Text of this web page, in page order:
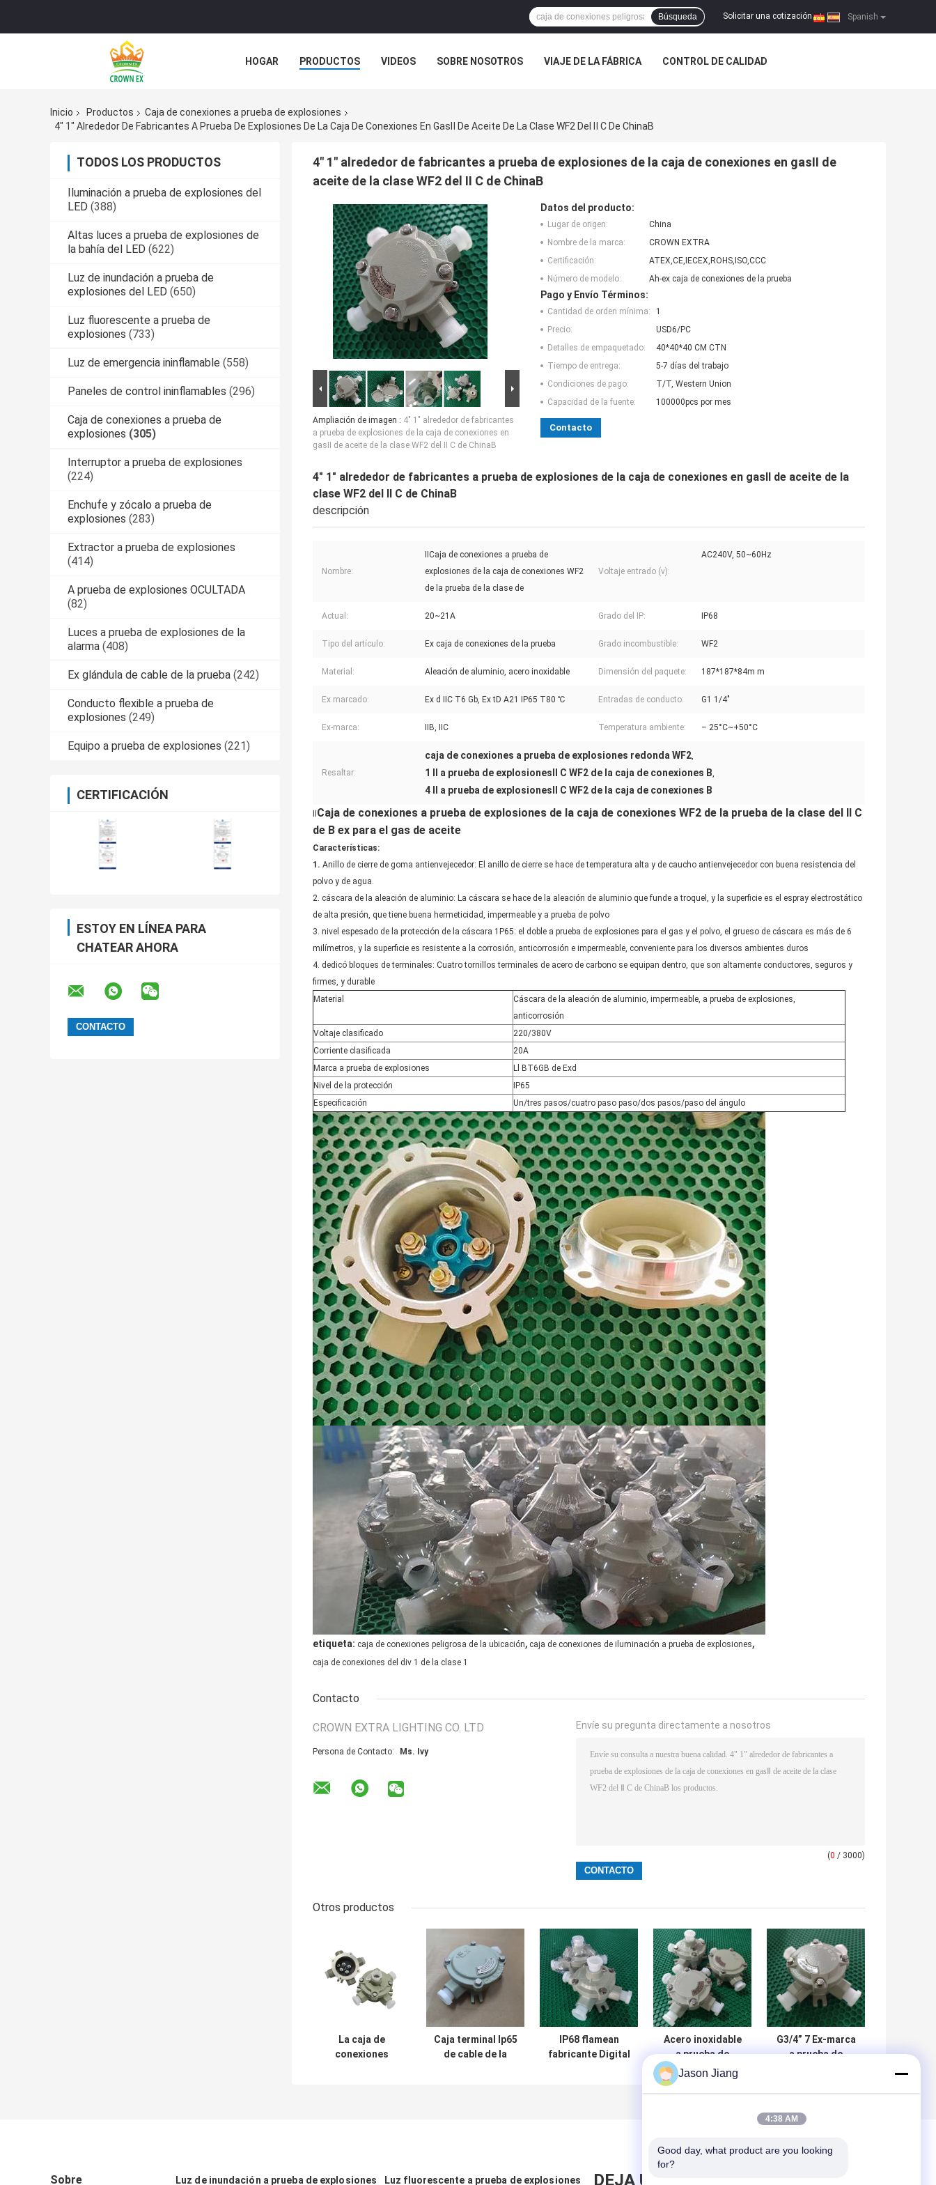
Spanish
Solicitar una cotización |
Búsqueda
HOGAR PRODUCTOS VIDEOS SOBRE NOSOTROS VIAJE DE LA FÁBRICA CONTROL DE CALIDAD
Inicio
Productos
Caja de conexiones a prueba de explosiones
4" 1" Alrededor De Fabricantes A Prueba De Explosiones De La Caja De Conexiones En GasⅡ De Aceite De La Clase WF2 Del Ⅱ C De ChinaB
TODOS LOS PRODUCTOS
Iluminación a prueba de explosiones del
LED (388)
Altas luces a prueba de explosiones de
la bahía del LED (622)
Luz de inundación a prueba de
explosiones del LED (650)
Luz fluorescente a prueba de
explosiones (733)
Luz de emergencia ininflamable (558)
Paneles de control ininflamables (296)
Caja de conexiones a prueba de
explosiones (305)
Interruptor a prueba de explosiones
(224)
Enchufe y zócalo a prueba de
explosiones (283)
Extractor a prueba de explosiones
(414)
A prueba de explosiones OCULTADA
(82)
Luces a prueba de explosiones de la
alarma (408)
Ex glándula de cable de la prueba (242)
Conducto flexible a prueba de
explosiones (249)
Equipo a prueba de explosiones (221)
CERTIFICACIÓN
ESTOY EN LÍNEA PARA
CHATEAR AHORA
4" 1" alrededor de fabricantes a prueba de explosiones de la caja de conexiones en gasⅡ de
aceite de la clase WF2 del Ⅱ C de ChinaB
Ampliación de imagen : 4" 1" alrededor de fabricantes
a prueba de explosiones de la caja de conexiones en
gasⅡ de aceite de la clase WF2 del Ⅱ C de ChinaB
Datos del producto:
Lugar de origen:
China
Nombre de la marca:
CROWN EXTRA
Certificación:
ATEX,CE,IECEX,ROHS,ISO,CCC
Número de modelo:
Ah-ex caja de conexiones de la prueba
Pago y Envío Términos:
Cantidad de orden mínima:
1
Precio:
USD6/PC
Detalles de empaquetado:
40*40*40 CM CTN
Tiempo de entrega:
5-7 días del trabajo
Condiciones de pago:
T/T, Western Union
Capacidad de la fuente:
100000pcs por mes
Contacto
4" 1" alrededor de fabricantes a prueba de explosiones de la caja de conexiones en gasⅡ de aceite de la
clase WF2 del Ⅱ C de ChinaB
descripción
Nombre:
ⅡCaja de conexiones a prueba de
explosiones de la caja de conexiones WF2
de la prueba de la clase de
Voltaje entrado (v):
AC240V, 50~60Hz
Actual: 20~21A Grado del IP: IP68
Tipo del artículo: Ex caja de conexiones de la prueba Grado incombustible: WF2
Material: Aleación de aluminio, acero inoxidable Dimensión del paquete: 187*187*84m m
Ex marcado: Ex d IIC T6 Gb, Ex tD A21 IP65 T80 ℃ Entradas de conducto: G1 1/4"
Ex-marca: IIB, IIC Temperatura ambiente: – 25°C~+50°C
Resaltar:
caja de conexiones a prueba de explosiones redonda WF2
1 Ⅱ a prueba de explosionesⅡ C WF2 de la caja de conexiones B
4 Ⅱ a prueba de explosionesⅡ C WF2 de la caja de conexiones B
ⅡCaja de conexiones a prueba de explosiones de la caja de conexiones WF2 de la prueba de la clase del Ⅱ C
de B ex para el gas de aceite
Características:
1. Anillo de cierre de goma antienvejecedor: El anillo de cierre se hace de temperatura alta y de caucho antienvejecedor con buena resistencia del
polvo y de agua.
2. cáscara de la aleación de aluminio: La cáscara se hace de la aleación de aluminio que funde a troquel, y la superficie es el espray electrostático
de alta presión, que tiene buena hermeticidad, impermeable y a prueba de polvo
3. nivel espesado de la protección de la cáscara 1P65: el doble a prueba de explosiones para el gas y el polvo, el grueso de cáscara es más de 6
milímetros, y la superficie es resistente a la corrosión, anticorrosión e impermeable, conveniente para los diversos ambientes duros
4. dedicó bloques de terminales: Cuatro tornillos terminales de acero de carbono se equipan dentro, que son altamente conductores, seguros y
firmes, y durable
Material
Cáscara de la aleación de aluminio, impermeable, a prueba de explosiones,
anticorrosión
Voltaje clasificado
220/380V
Corriente clasificada
20A
Marca a prueba de explosiones
Ll BT6GB de Exd
Nivel de la protección
IP65
Especificación
Un/tres pasos/cuatro paso paso/dos pasos/paso del ángulo
etiqueta: caja de conexiones peligrosa de la ubicación, caja de conexiones de iluminación a prueba de explosiones,
caja de conexiones del div 1 de la clase 1
Contacto
CROWN EXTRA LIGHTING CO. LTD
Persona de Contacto: Ms. Ivy
Envíe su pregunta directamente a nosotros
(0 / 3000)
Otros productos
La caja de
conexiones
Caja terminal Ip65
de cable de la
IP68 flamean
fabricante Digital
Acero inoxidable
a prueba de
explosiones IP68
80KPa de Jbox de
la ubicación
G3/4” 7 Ex-marca
a prueba de
GB de la caja de
conexiones del
agujero
Sobre Luz de inundación a prueba de explosiones Luz fluorescente a prueba de explosiones DEJA UN MENSAJE
Jason Jiang
4:38 AM
Good day, what product are you looking
for?